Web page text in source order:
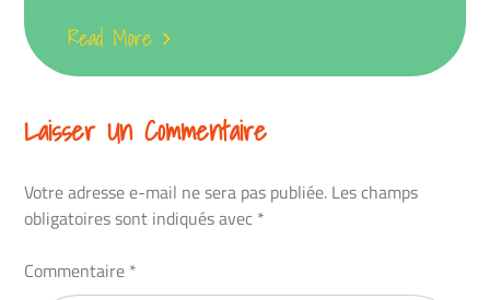
Read More
Laisser Un Commentaire
Votre adresse e-mail ne sera pas publiée. Les champs
obligatoires sont indiqués avec *
Commentaire *